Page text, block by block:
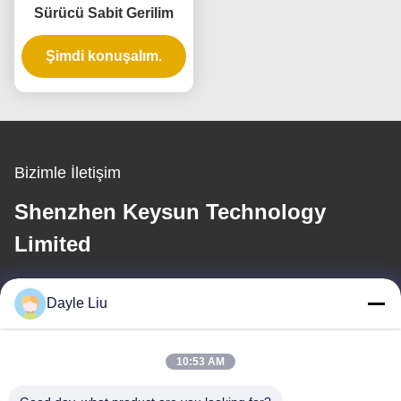
Sürücü Sabit Gerilim
Şimdi konuşalım.
Bizimle İletişim
Shenzhen Keysun Technology
Limited
E-posta
power06@szzhpower.com
Dayle Liu
10:53 AM